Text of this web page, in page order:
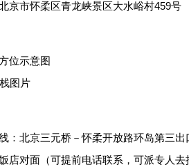
市怀柔区青龙峡景区大水峪村459号
位示意图
北京三元桥－怀柔开放路环岛第三出
店对面（可提前电话联系，可派专人去